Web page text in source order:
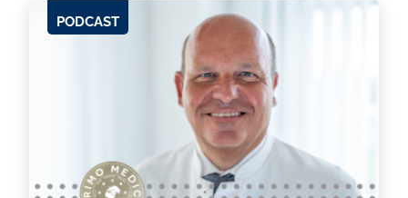
PODCAST